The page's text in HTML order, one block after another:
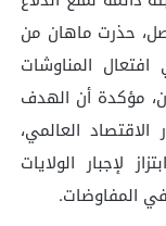
حذرت ماهان من
افتعال المناوشات
مؤكدة أن الهدف
العالمي،
لإجبار الولايات
المفاوضات.